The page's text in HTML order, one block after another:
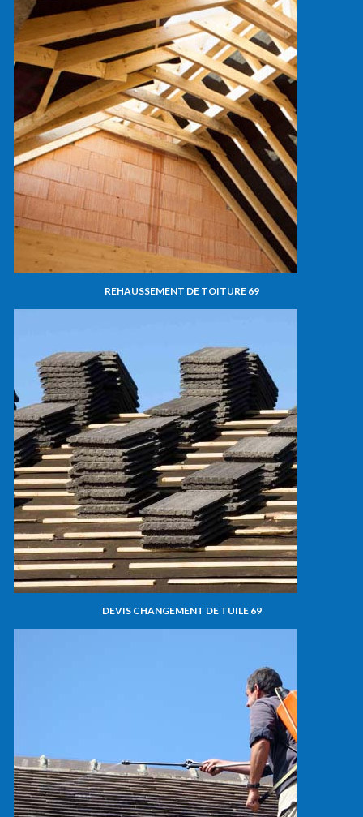
REHAUSSEMENT DE TOITURE 69
DEVIS CHANGEMENT DE TUILE 69